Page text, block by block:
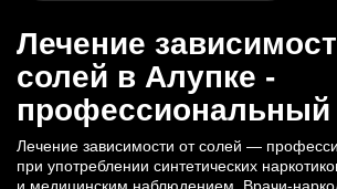
Лечение
солей в Алупке -
профессиональный
Лечение зависимости от солей —
при употреблении синтетических